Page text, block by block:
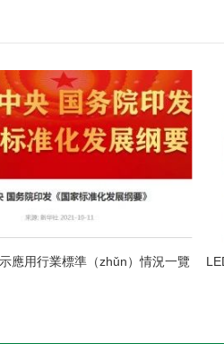
應用行業標準（zhǔn）情況一覽